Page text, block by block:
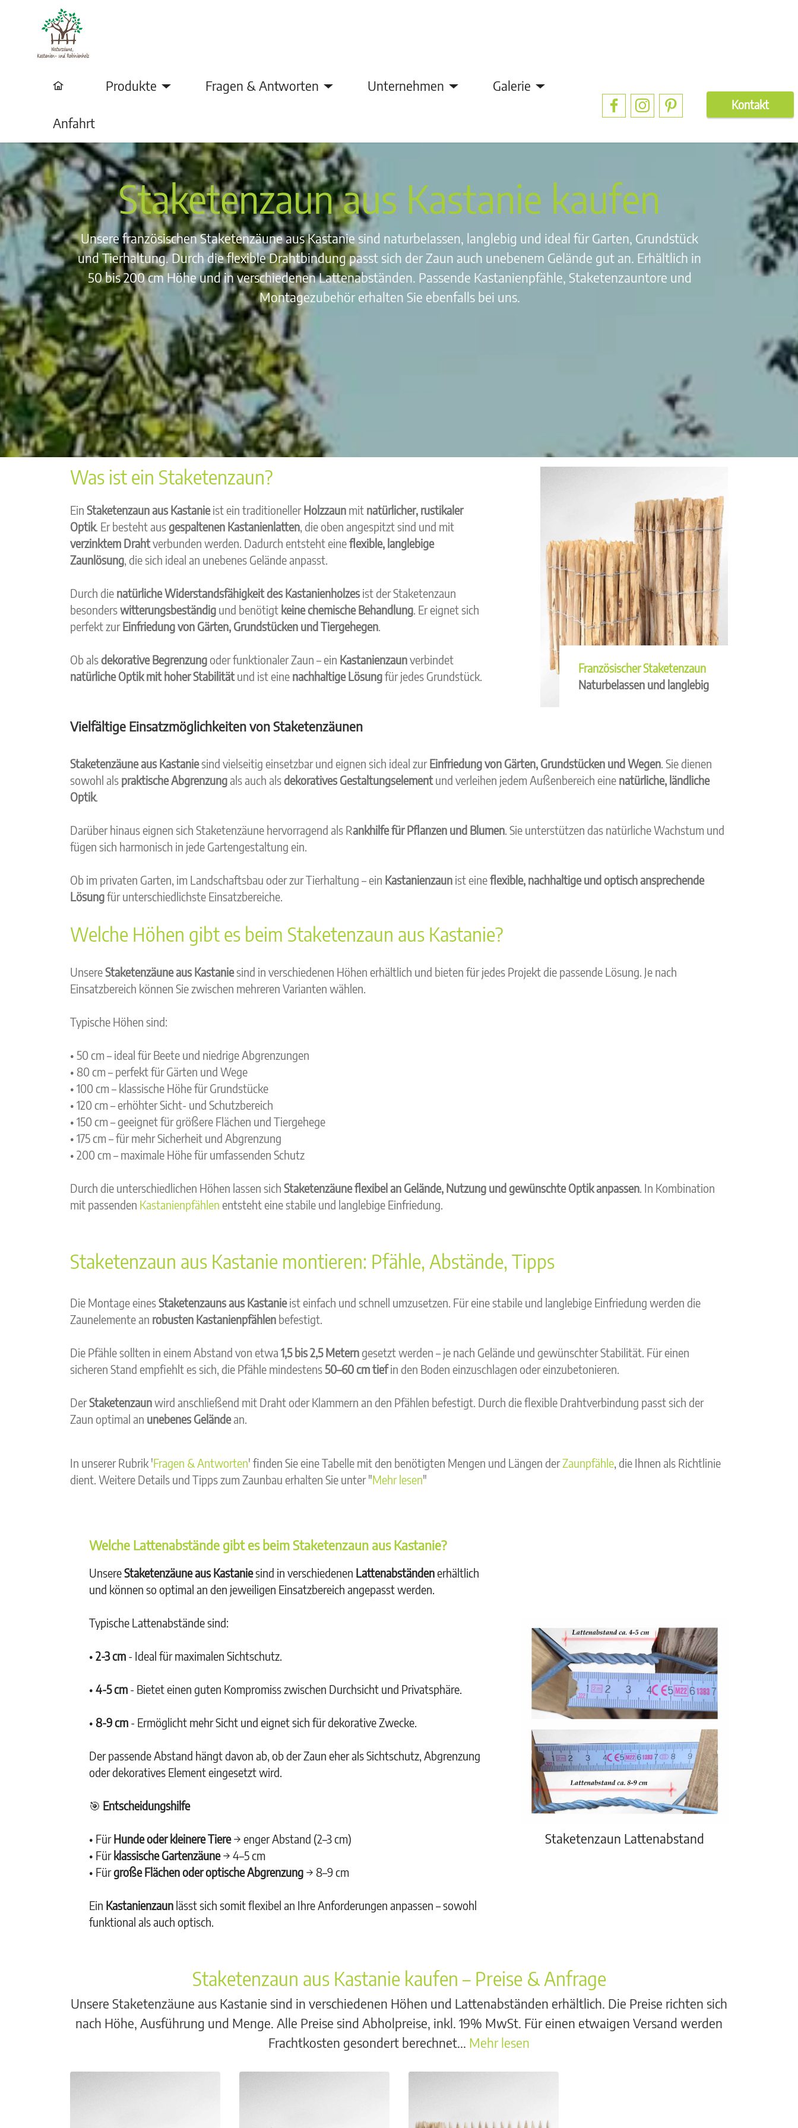
Produkte Fragen & Antworten Unternehmen Galerie
Anfahrt
Kontakt
Staketenzaun aus Kastanie kaufen
Unsere französischen Staketenzäune aus Kastanie sind naturbelassen, langlebig und ideal für Garten, Grundstück
und Tierhaltung. Durch die flexible Drahtbindung passt sich der Zaun auch unebenem Gelände gut an. Erhältlich in
50 bis 200 cm Höhe und in verschiedenen Lattenabständen. Passende Kastanienpfähle, Staketenzauntore und
Montagezubehör erhalten Sie ebenfalls bei uns.
Was ist ein Staketenzaun?
Ein Staketenzaun aus Kastanieist ein traditionellerHolzzaun mit natürlicher, rustikaler
Optik. Er besteht ausgespaltenen Kastanienlatten, die oben angespitzt sind und mit
verzinktem Drahtverbunden werden. Dadurch entsteht eineflexible, langlebige
Zaunlösung, die sich ideal an unebenes Gelände anpasst.
Durch die natürliche Widerstandsfähigkeit des Kastanienholzes ist der Staketenzaun
besonderswitterungsbeständig und benötigt keine chemische Behandlung. Er eignet sich
perfekt zurEinfriedung von Gärten, Grundstücken und Tiergehegen.
Ob alsdekorative Begrenzungoder funktionaler Zaun – ein Kastanienzaunverbindet
natürliche Optik mit hoher Stabilitätund ist eine nachhaltige Lösungfür jedes Grundstück.
Französischer Staketenzaun
Naturbelassen und langlebig
Vielfältige Einsatzmöglichkeiten von Staketenzäunen
Staketenzäune aus Kastaniesind vielseitig einsetzbar und eignen sich ideal zurEinfriedung von Gärten, Grundstücken und Wegen. Sie dienen
sowohl als praktische Abgrenzungals auch alsdekoratives Gestaltungselementund verleihen jedem Außenbereich eine natürliche, ländliche
Optik.
Darüber hinaus eignen sich Staketenzäune hervorragend als Rankhilfe für Pflanzen und Blumen. Sie unterstützen das natürliche Wachstum und
fügen sich harmonisch in jede Gartengestaltung ein.
Ob im privaten Garten, im Landschaftsbau oder zur Tierhaltung – ein Kastanienzaun ist eineflexible, nachhaltige und optisch ansprechende
Lösungfür unterschiedlichste Einsatzbereiche.
Welche Höhen gibt es beim Staketenzaun aus Kastanie?
UnsereStaketenzäune aus Kastaniesind in verschiedenen Höhen erhältlich und bieten für jedes Projekt die passende Lösung. Je nach
Einsatzbereich können Sie zwischen mehreren Varianten wählen.
Typische Höhen sind:
• 50 cm – ideal für Beete und niedrige Abgrenzungen
• 80 cm – perfekt für Gärten und Wege
• 100 cm – klassische Höhe für Grundstücke
• 120 cm – erhöhter Sicht- und Schutzbereich
• 150 cm – geeignet für größere Flächen und Tiergehege
• 175 cm – für mehr Sicherheit und Abgrenzung
• 200 cm – maximale Höhe für umfassenden Schutz
Durch die unterschiedlichen Höhen lassen sich Staketenzäune flexibel an Gelände, Nutzung und gewünschte Optik anpassen. In Kombination
mit passenden Kastanienpfählen entsteht eine stabile und langlebige Einfriedung.
Staketenzaun aus Kastanie montieren: Pfähle, Abstände, Tipps
Die Montage einesStaketenzauns aus Kastanieist einfach und schnell umzusetzen. Für eine stabile und langlebige Einfriedung werden die
Zaunelemente an robusten Kastanienpfählen befestigt.
Die Pfähle sollten in einem Abstand von etwa 1,5 bis 2,5 Meterngesetzt werden – je nach Gelände und gewünschter Stabilität. Für einen
sicheren Stand empfiehlt es sich, die Pfähle mindestens50–60 cm tiefin den Boden einzuschlagen oder einzubetonieren.
DerStaketenzaunwird anschließend mit Draht oder Klammern an den Pfählen befestigt. Durch die flexible Drahtverbindung passt sich der
Zaun optimal an unebenes Geländean.
In unserer Rubrik 'Fragen & Antworten' finden Sie eine Tabelle mit den benötigten Mengen und Längen derZaunpfähle, die Ihnen als Richtlinie
dient. Weitere Details und Tipps zum Zaunbau erhalten Sie unter "Mehr lesen"
Staketenzaun Lattenabstand
Welche Lattenabstände gibt es beim Staketenzaun aus Kastanie?
UnsereStaketenzäune aus Kastaniesind in verschiedenen Lattenabständenerhältlich
und können so optimal an den jeweiligen Einsatzbereich angepasst werden.
Typische Lattenabstände sind:
• 2-3 cm - Ideal für maximalen Sichtschutz.
• 4-5 cm - Bietet einen guten Kompromiss zwischen Durchsicht und Privatsphäre.
• 8-9 cm - Ermöglicht mehr Sicht und eignet sich für dekorative Zwecke.
Der passende Abstand hängt davon ab, ob der Zaun eher als Sichtschutz, Abgrenzung
oder dekoratives Element eingesetzt wird.
🎯 Entscheidungshilfe
• FürHunde oder kleinere Tiere→ enger Abstand (2–3 cm)
• Fürklassische Gartenzäune→ 4–5 cm
• Fürgroße Flächen oder optische Abgrenzung → 8–9 cm
Ein Kastanienzaun lässt sich somit flexibel an Ihre Anforderungen anpassen – sowohl
funktional als auch optisch.
Staketenzaun aus Kastanie kaufen – Preise & Anfrage
Unsere Staketenzäune aus Kastanie sind in verschiedenen Höhen und Lattenabständen erhältlich. Die Preise richten sich
nach Höhe, Ausführung und Menge. Alle Preise sind Abholpreise, inkl. 19% MwSt. Für einen etwaigen Versand werden
Frachtkosten gesondert berechnet... Mehr lesen